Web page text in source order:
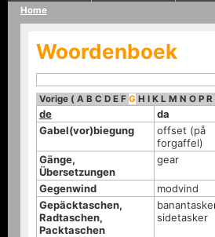
Home
Woordenboek
Vorige ( A B C D E F G H I K L M N O P R
de da
Gabel(vor)biegung
offset (på
forgaffel)
Gänge,
Übersetzungen
gear
Gegenwind modvind
Gepäcktaschen,
Radtaschen,
Packtaschen
sidetasker